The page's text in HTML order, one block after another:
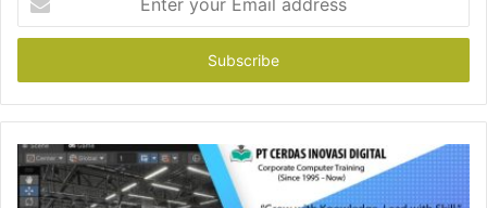
t
r
y
u
r
E